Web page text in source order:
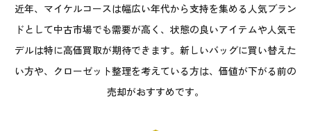
近年、マイケルコースは幅広い年代から支持を集める人気ブラン
ドとして中古市場でも需要が高く、状態の良いアイテムや人気モ
デルは特に高価買取が期待できます。新しいバッグに買い替えた
い方や、クローゼット整理を考えている方は、価値が下がる前の
売却がおすすめです。